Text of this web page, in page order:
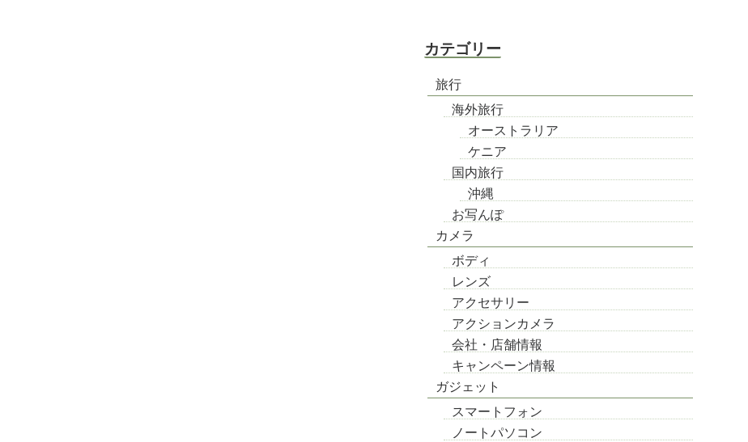
カテゴリー
旅行
海外旅行
オーストラリア
ケニア
国内旅行
沖縄
お写んぽ
カメラ
ボディ
レンズ
アクセサリー
アクションカメラ
会社・店舗情報
キャンペーン情報
ガジェット
スマートフォン
ノートパソコン